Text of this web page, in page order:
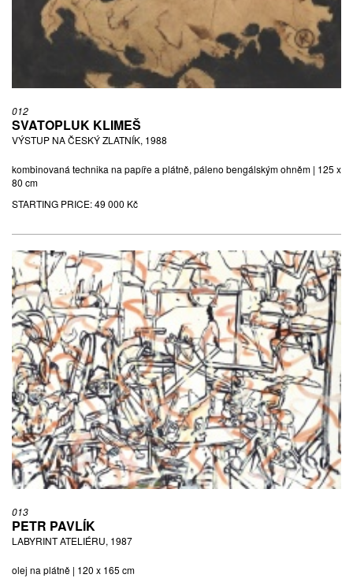
012
SVATOPLUK KLIMEŠ
VÝSTUP NA ČESKÝ ZLATNÍK, 1988
kombinovaná technika na papíře a plátně, páleno bengálským ohněm | 125 x
80 cm
STARTING PRICE:49 000 Kč
013
PETR PAVLÍK
LABYRINT ATELIÉRU, 1987
olej na plátně | 120 x 165 cm